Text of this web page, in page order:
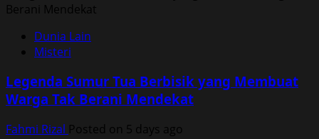
Dunia Lain
Misteri
Legenda Sumur Tua Berbisik yang Membuat
Warga Tak Berani Mendekat
Fahmi Rizal Posted on 5 days ago